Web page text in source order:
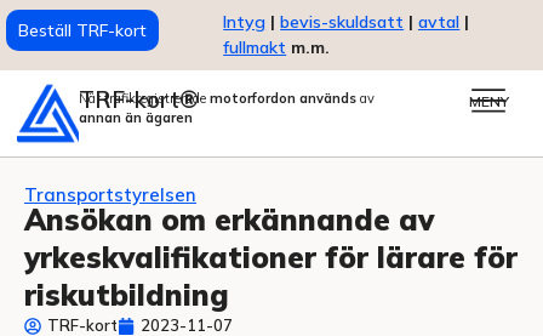
Beställ TRF-kort Intyg | bevis-skuldsatt | avtal |
fullmakt m.m.
TRF-kort®
När trafikregistrerade motorfordon används av
annan än ägaren
MENY
Transportstyrelsen
Ansökan om erkännande av
yrkeskvalifikationer för lärare för
riskutbildning
TRF-kort 2023-11-07